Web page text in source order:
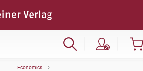
Economics